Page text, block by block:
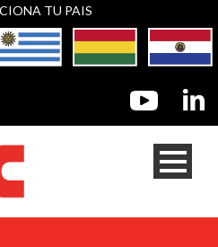
TU PAIS